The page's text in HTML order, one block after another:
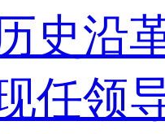
史沿
任领